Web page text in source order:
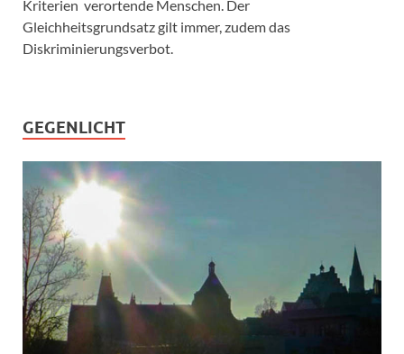
Kriterien verortende Menschen. Der
Gleichheitsgrundsatz gilt immer, zudem das
Diskriminierungsverbot.
GEGENLICHT